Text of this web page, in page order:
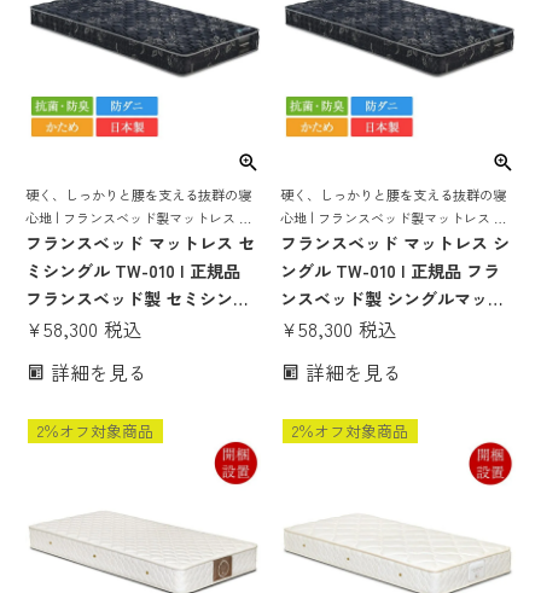
硬く、しっかりと腰を支える抜群の寝
心地 | フランスベッド製マットレス ベ
ッド ベッドマット ベッドマットレス
ベットマット フランスベット 日本製
フランスベッド マットレス セ
ミシングル TW-010 | 正規品
フランスベッド製 セミシング
ルマットレス セミシングルベ
トレス ベッドマットレス ベッ
み 日本製 腰痛 tw-010 tw-
010a ss TW-010α 同等品
¥58,300 税込
詳細を見る
硬く、しっかりと腰を支える抜群の寝
心地 | フランスベッド製マットレス ベ
ッド ベッドマット ベッドマットレス
ベットマット フランスベット 日本製
フランスベッド マットレス シ
ングル TW-010 | 正規品 フラ
ンスベッド製 シングルマット
レス 20センチ シングルベッド
ッドマットレス ベッドマット
国産 腰痛 tw-010 tw-010a 硬
い 硬め 薄い TW-010α 同等品
¥58,300 税込
詳細を見る
2％オフ対象商品 2％オフ対象商品